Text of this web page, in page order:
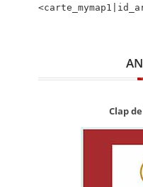
FOCUS
Clap